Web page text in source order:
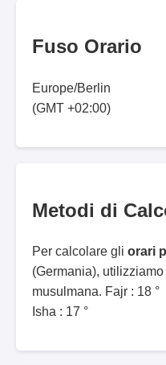
Fuso Orario
Europe/Berlin
(GMT +02:00)
Metodi di
Per calcolare gli orari
(Germania),
musulmana. Fajr : 18 °
Isha : 17 °